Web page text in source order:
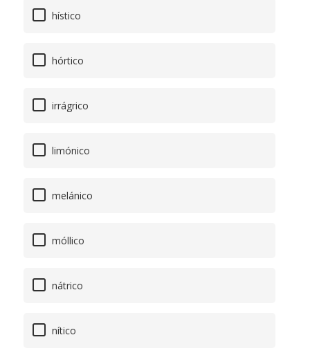
hístico
hórtico
irrágrico
limónico
melánico
móllico
nátrico
nítico